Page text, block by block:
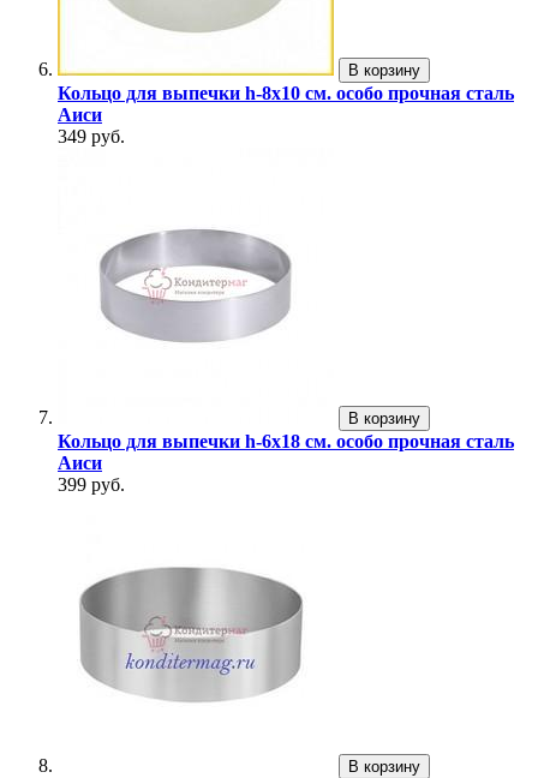
В корзину
Кольцо для выпечки h-8х10 см. особо прочная сталь
Аиси
349 руб.
В корзину
Кольцо для выпечки h-6х18 см. особо прочная сталь
Аиси
399 руб.
В корзину